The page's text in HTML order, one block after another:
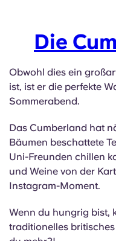
Die
Obwohl dies ein
ist, ist er die perfekte
Sommerabend.
Das Cumberland hat
Bäumen beschattete
Uni-Freunden chillen
und Weine von der
Instagram-Moment.
Wenn du hungrig bist,
traditionelles